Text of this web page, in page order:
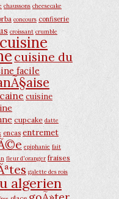
chaussons cheesecake
concours confiserie
croissant crumble
cuisine
cuisine du
facile
cuisine
cupcake datte
encas entremet
epiphanie fait
fleur d'oranger fraises
galette des rois
algerien